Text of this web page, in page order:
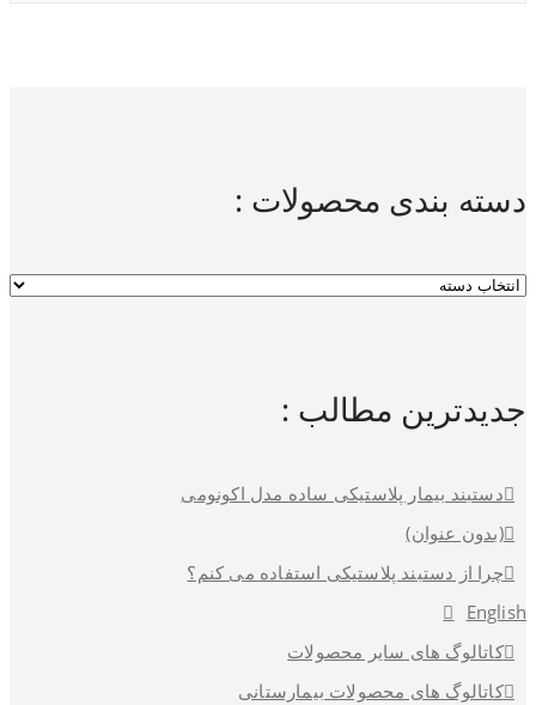
دسته بندی محصولات :
جدیدترین مطالب :
دستبند بیمار پلاستیکی ساده مدل اکونومی
(بدون عنوان)
چرا از دستبند پلاستیکی استفاده می کنم؟
English
کاتالوگ های سایر محصولات
کاتالوگ های محصولات بیمارستانی